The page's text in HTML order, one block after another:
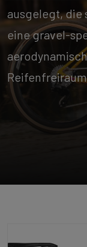
ausgelegt, die
eine gravel-